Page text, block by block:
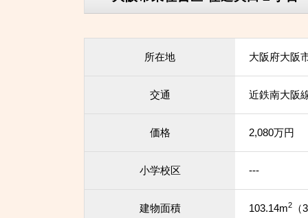
所在地 大阪府大阪
交通 近鉄南大阪
価格 2,080万円
小学校区 ---
建物面積 103.14m2